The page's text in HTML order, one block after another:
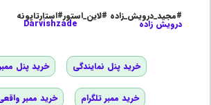
#مجید_درویش_زاده #لاین_استور#استارتاپونه
درویش زاده Darvishzade
خرید پنل نمایندگی خرید پنل
خرید ممبر تلگرام خرید ممبر